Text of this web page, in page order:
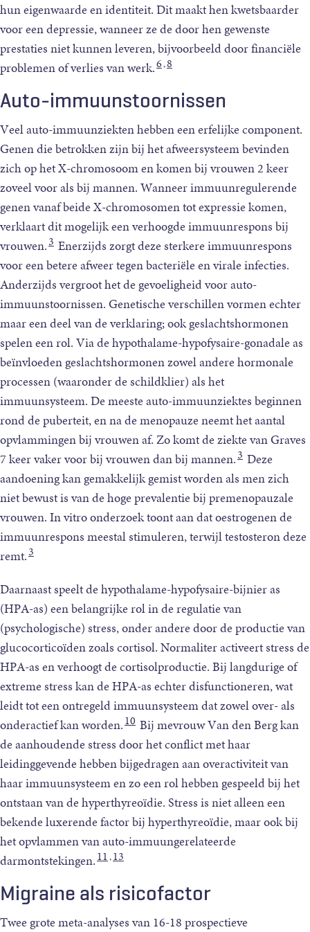
hun eigenwaarde en identiteit. Dit maakt hen kwetsbaarder
voor een depressie, wanneer ze de door hen gewenste
prestaties niet kunnen leveren, bijvoorbeeld door financiële
problemen of verlies van werk.6,8
Auto-immuunstoornissen
Veel auto-immuunziekten hebben een erfelijke component.
Genen die betrokken zijn bij het afweersysteem bevinden
zich op het X-chromosoom en komen bij vrouwen 2 keer
zoveel voor als bij mannen. Wanneer immuunregulerende
genen vanaf beide X-chromosomen tot expressie komen,
verklaart dit mogelijk een verhoogde immuunrespons bij
vrouwen.3 Enerzijds zorgt deze sterkere immuunrespons
voor een betere afweer tegen bacteriële en virale infecties.
Anderzijds vergroot het de gevoeligheid voor auto-
immuunstoornissen. Genetische verschillen vormen echter
maar een deel van de verklaring; ook geslachtshormonen
spelen een rol. Via de hypothalame-hypofysaire-gonadale as
beïnvloeden geslachtshormonen zowel andere hormonale
processen (waaronder de schildklier) als het
immuunsysteem. De meeste auto-immuunziektes beginnen
rond de puberteit, en na de menopauze neemt het aantal
opvlammingen bij vrouwen af. Zo komt de ziekte van Graves
7 keer vaker voor bij vrouwen dan bij mannen.3 Deze
aandoening kan gemakkelijk gemist worden als men zich
niet bewust is van de hoge prevalentie bij premenopauzale
vrouwen. In vitro onderzoek toont aan dat oestrogenen de
immuunrespons meestal stimuleren, terwijl testosteron deze
remt.3
Daarnaast speelt de hypothalame-hypofysaire-bijnier as
(HPA-as) een belangrijke rol in de regulatie van
(psychologische) stress, onder andere door de productie van
glucocorticoïden zoals cortisol. Normaliter activeert stress de
HPA-as en verhoogt de cortisolproductie. Bij langdurige of
extreme stress kan de HPA-as echter disfunctioneren, wat
leidt tot een ontregeld immuunsysteem dat zowel over- als
onderactief kan worden.10 Bij mevrouw Van den Berg kan
de aanhoudende stress door het conflict met haar
leidinggevende hebben bijgedragen aan overactiviteit van
haar immuunsysteem en zo een rol hebben gespeeld bij het
ontstaan van de hyperthyreoïdie. Stress is niet alleen een
bekende luxerende factor bij hyperthyreoïdie, maar ook bij
het opvlammen van auto-immuungerelateerde
darmontstekingen.11,13
Migraine als risicofactor
Twee grote meta-analyses van 16-18 prospectieve